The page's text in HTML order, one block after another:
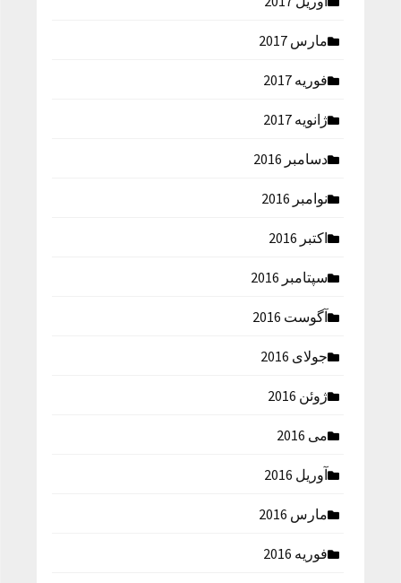
مارس 2017
فوریه 2017
ژانویه 2017
دسامبر 2016
نوامبر 2016
اکتبر 2016
سپتامبر 2016
آگوست 2016
جولای 2016
ژوئن 2016
می 2016
آوریل 2016
مارس 2016
فوریه 2016